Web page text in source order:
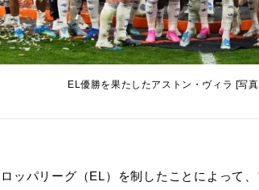
EL優勝を果たしたアストン・ヴィラ [写
ッパリーグ（EL）を制したことによって